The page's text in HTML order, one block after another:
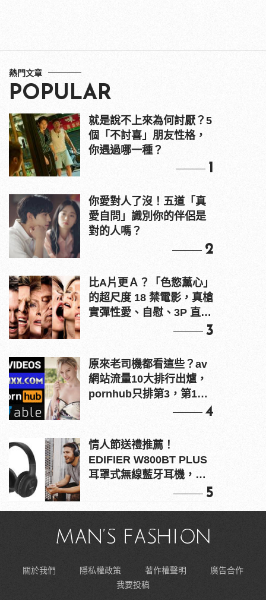
熱門文章
POPULAR
就是說不上來為何討厭？5
個「不討喜」朋友性格，
你遇過哪一種？
1
你愛對人了沒！五道「真
愛自問」識別你的伴侶是
對的人嗎？
2
比A片更Ａ？「色慾薰心」
的超尺度 18 禁電影，真槍
實彈性愛、自慰、3P 直接
3
原來老司機都看這些？av
網站流量10大排行出爐，
pornhub只排第3，第1名
4
情人節送禮推薦！
EDIFIER W800BT PLUS
耳罩式無線藍牙耳機，在
5
關於我們 隱私權政策 著作權聲明
廣告合作
我要投稿